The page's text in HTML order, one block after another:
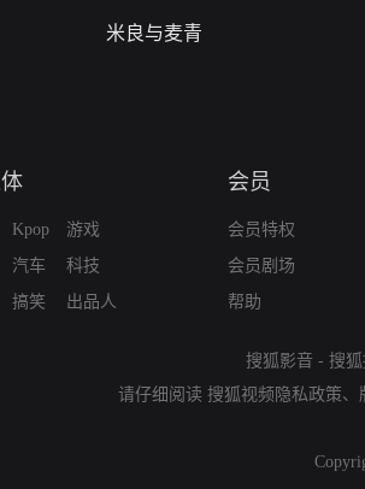
米良与麦青
Kpop
汽车
搞笑
游戏
科技
出品人
会员
会员特权
会员剧场
帮助
搜狐影音 - 搜
请仔细阅读 搜狐视频隐私政策、